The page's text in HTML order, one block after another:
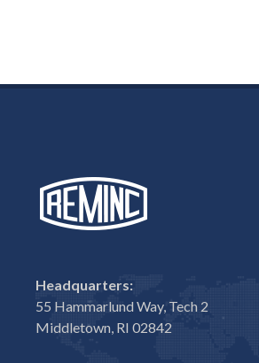
Headquarters:
55 Hammarlund Way, Tech 2
Middletown, RI 02842